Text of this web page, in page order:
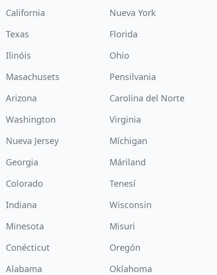
California
Nueva York
Texas
Florida
Ilinóis
Ohio
Masachusets
Pensilvania
Arizona
Carolina del Norte
Washington
Virginia
Nueva Jersey
Míchigan
Georgia
Máriland
Colorado
Tenesí
Indiana
Wisconsin
Minesota
Misuri
Conécticut
Oregón
Alabama
Oklahoma